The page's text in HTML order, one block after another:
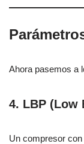
Ahora pasemos a
4. LBP (Low
Un compresor con